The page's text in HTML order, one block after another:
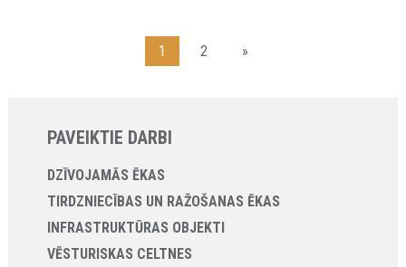
1 2 »
PAVEIKTIE DARBI
DZĪVOJAMĀS ĒKAS
TIRDZNIECĪBAS UN RAŽOŠANAS ĒKAS
INFRASTRUKTŪRAS OBJEKTI
VĒSTURISKAS CELTNES